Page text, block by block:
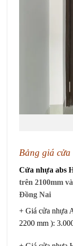
Bảng giá cửa
Cửa nhựa abs
trên 2100mm
Đồng Nai
+ Giá cửa nhựa
2200 mm ):